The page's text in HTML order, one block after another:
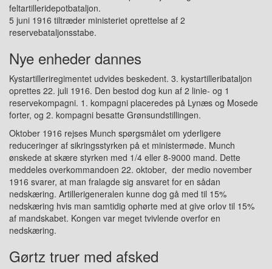
feltartilleridepotbataljon.
5 juni 1916 tiltræder ministeriet oprettelse af 2
reservebataljonsstabe.
Nye enheder dannes
Kystartilleriregimentet udvides beskedent. 3. kystartilleribataljon
oprettes 22. juli 1916. Den bestod dog kun af 2 linie- og 1
reservekompagni. 1. kompagni placeredes på Lynæs og Mosede
forter, og 2. kompagni besatte Grønsundstillingen.
Oktober 1916 rejses Munch spørgsmålet om yderligere
reduceringer af sikringsstyrken på et ministermøde. Munch
ønskede at skære styrken med 1/4 eller 8-9000 mand. Dette
meddeles overkommandoen 22. oktober, der medio november
1916 svarer, at man fralagde sig ansvaret for en sådan
nedskæring. Artillerigeneralen kunne dog gå med til 15%
nedskæring hvis man samtidig ophørte med at give orlov til 15%
af mandskabet. Kongen var meget tvivlende overfor en
nedskæring.
Gørtz truer med afsked